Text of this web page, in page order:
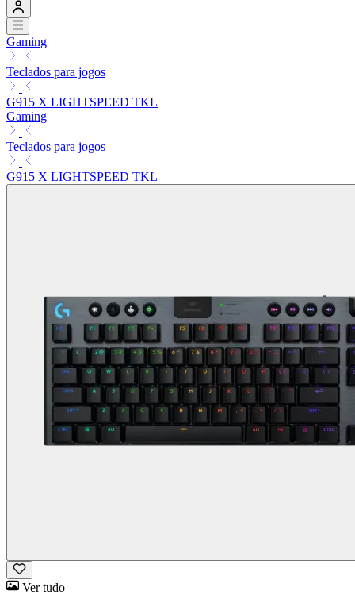
Gaming
Teclados para jogos
G915 X LIGHTSPEED TKL
Gaming
Teclados para jogos
G915 X LIGHTSPEED TKL
Ver tudo